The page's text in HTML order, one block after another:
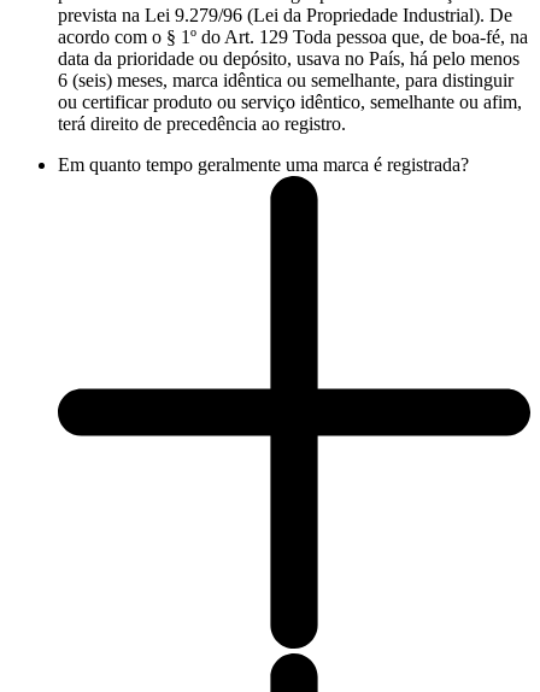
prevista na Lei 9.279/96 (Lei da Propriedade Industrial). De
acordo com o § 1º do Art. 129 Toda pessoa que, de boa-fé, na
data da prioridade ou depósito, usava no País, há pelo menos
6 (seis) meses, marca idêntica ou semelhante, para distinguir
ou certificar produto ou serviço idêntico, semelhante ou afim,
terá direito de precedência ao registro.
Em quanto tempo geralmente uma marca é registrada?